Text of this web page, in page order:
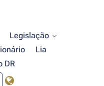
Legislação
Lia
DR